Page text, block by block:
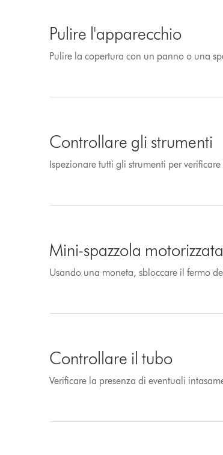
Pulire l'apparecchio
Pulire la copertura con un panno o una
Controllare gli strumenti
Ispezionare tutti gli strumenti per
Mini-spazzola motorizzata
Usando una moneta, sbloccare il fermo
Controllare il tubo
Verificare la presenza di eventuali